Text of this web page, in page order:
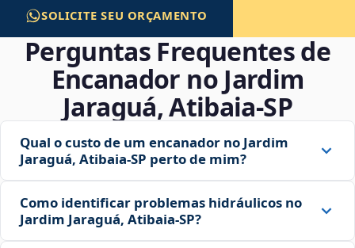
SOLICITE SEU ORÇAMENTO
Perguntas Frequentes de
Encanador no Jardim
Jaraguá, Atibaia‑SP
Qual o custo de um encanador no Jardim
Jaraguá, Atibaia‑SP perto de mim?
Como identificar problemas hidráulicos no
Jardim Jaraguá, Atibaia‑SP?